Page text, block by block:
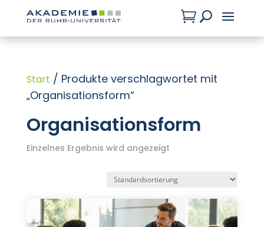
U

Start / Produkte verschlagwortet mit
„Organisationsform“
Organisationsform
Einzelnes Ergebnis wird angezeigt